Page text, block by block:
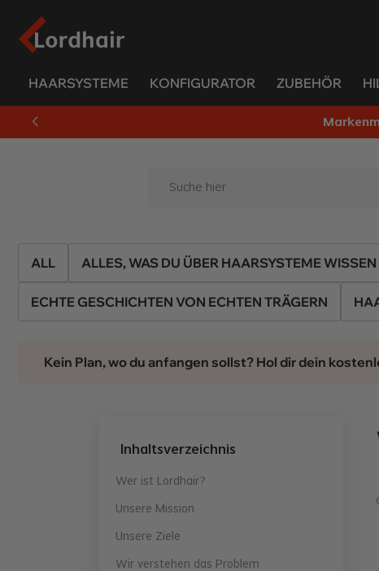
HAARSYSTEME KONFIGURATOR ZUBEHÖR
ALL ALLES, WAS DU ÜBER HAARSYSTEME
ECHTE GESCHICHTEN VON ECHTEN TRÄGERN
Kein Plan, wo du anfangen sollst? Hol dir dein
Inhaltsverzeichnis
Wer ist Lordhair?
Unsere Mission
Unsere Ziele
Wir verstehen das Problem